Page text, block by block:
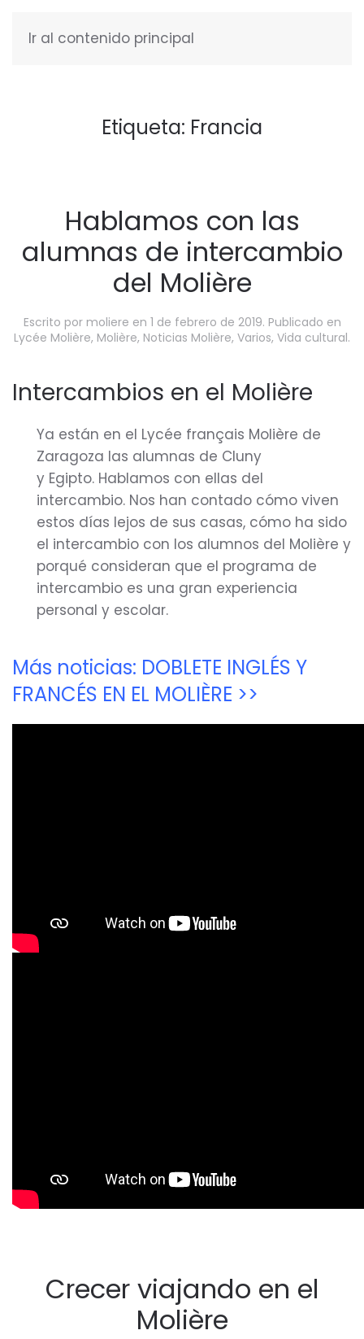
Ir al contenido principal
Etiqueta: Francia
Hablamos con las
alumnas de intercambio
del Molière
Escrito por moliere en 1 de febrero de 2019. Publicado en
Lycée Molière, Molière, Noticias Molière, Varios, Vida cultural.
Intercambios en el Molière
Ya están en el Lycée français Molière de
Zaragoza las alumnas de Cluny
y Egipto. Hablamos con ellas del
intercambio. Nos han contado cómo viven
estos días lejos de sus casas, cómo ha sido
el intercambio con los alumnos del Molière y
porqué consideran que el programa de
intercambio es una gran experiencia
personal y escolar.
Más noticias: DOBLETE INGLÉS Y
FRANCÉS EN EL MOLIÈRE >>
Crecer viajando en el
Molière